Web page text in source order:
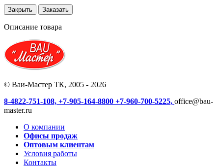
Закрыть Заказать
Описание товара
© Ваи-Мастер ТК, 2005 - 2026
8-4822-751-108, +7-905-164-8800 +7-960-700-5225, office@bau-
master.ru
О компании
Офисы продаж
Оптовым клиентам
Условия работы
Контакты